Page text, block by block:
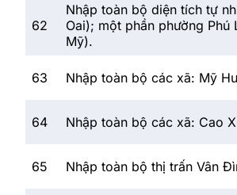
62
Nhập toàn bộ diện tích tự
Oai); một phần phường
Mỹ).
63 Nhập toàn bộ các xã: Mỹ
64 Nhập toàn bộ các xã: Cao
65 Nhập toàn bộ thị trấn Vân